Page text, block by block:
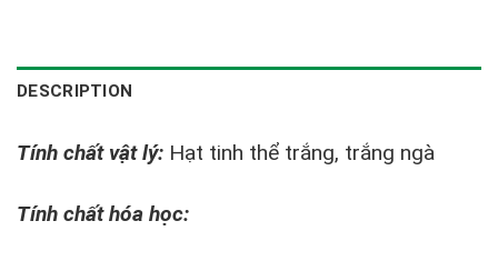
DESCRIPTION
Tính chất vật lý: Hạt tinh thể trắng, trắng ngà
Tính chất hóa học: